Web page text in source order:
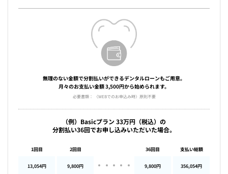
無理のない金額で分割払いができるデンタルローンもご用意。
月々のお支払い金額 3,500円から始められます。
必要書類： 〈WEBでのお申込み時〉原則不要
（例）Basicプラン 33万円（税込）の
分割払い36回でお申し込みいただいた場合。
1回目
13,054円
2回目
9,800円
36回目
9,800円
支払い総額
356,054円